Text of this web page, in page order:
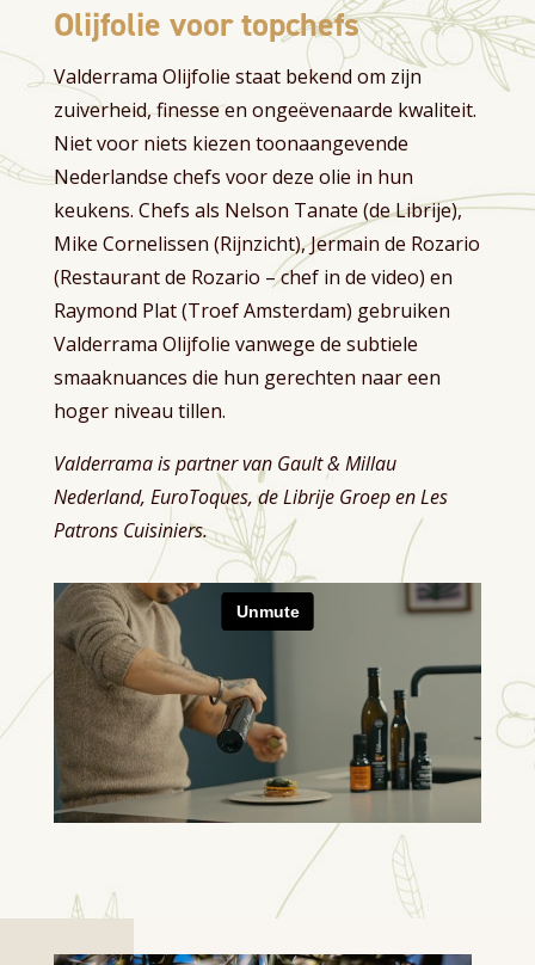
Olijfolie voor topchefs
Valderrama Olijfolie staat bekend om zijn
zuiverheid, finesse en ongeëvenaarde kwaliteit.
Niet voor niets kiezen toonaangevende
Nederlandse chefs voor deze olie in hun
keukens. Chefs als Nelson Tanate (de Librije),
Mike Cornelissen (Rijnzicht), Jermain de Rozario
(Restaurant de Rozario – chef in de video) en
Raymond Plat (Troef Amsterdam) gebruiken
Valderrama Olijfolie vanwege de subtiele
smaaknuances die hun gerechten naar een
hoger niveau tillen.
Valderrama is partner van Gault & Millau
Nederland, EuroToques, de Librije Groep en Les
Patrons Cuisiniers.